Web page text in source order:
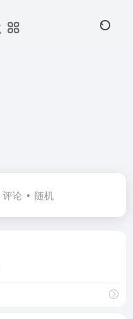
评论 随机